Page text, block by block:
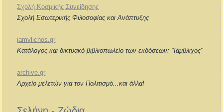
Σχολή Κοσμικής Συνείδησης
Σχολή Εσωτερικής Φιλοσοφίας και Ανάπτυξης
iamvlichos.gr
Κατάλογος και δικτυακό βιβλιοπωλείο των εκδόσεων: "Ιάμβλιχος"
archive.gr
Αρχείο μελετών για τον Πολιτισμό...και άλλα!